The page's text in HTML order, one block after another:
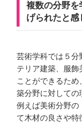
複数の分野を
げられたと感
芸術学科では５分
テリア建築、服飾
ことができるた
築分野に対しての
例えば美術分野の
て木材の良さや特